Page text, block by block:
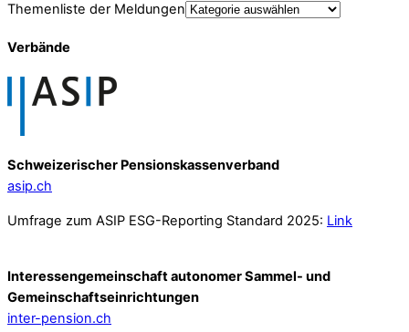
Themenliste der Meldungen
Verbände
Schweizerischer Pensionskassenverband
asip.ch
Umfrage zum ASIP ESG-Reporting Standard 2025: Link
Interessengemeinschaft autonomer Sammel- und
Gemeinschafts­einrichtungen
inter-pension.ch